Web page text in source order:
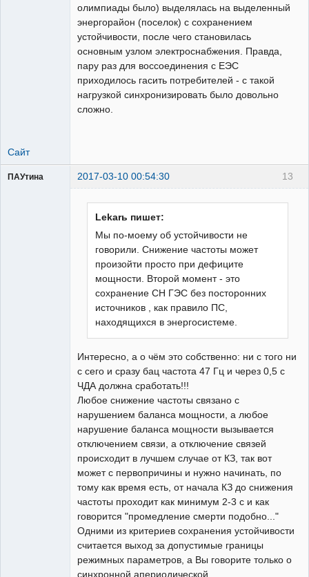
олимпиады было) выделялась на выделенный
энергорайон (поселок) с сохранением
устойчивости, после чего становилась
основным узлом электроснабжения. Правда,
пару раз для воссоединения с ЕЭС
приходилось гасить потребителей - с такой
нагрузкой синхронизировать было довольно
сложно.
Сайт
13
ПАУтина 2017-03-10 00:54:30
Lekarь пишет:
Мы по-моему об устойчивости не
говорили. Снижение частоты может
произойти просто при дефиците
мощности. Второй момент - это
сохранение СН ГЭС без посторонних
источников , как правило ПС,
находящихся в энергосистеме.
Интересно, а о чём это собственно: ни с того ни
с сего и сразу бац частота 47 Гц и через 0,5 с
ЧДА должна сработать!!!
Любое снижение частоты связано с
нарушением баланса мощности, а любое
нарушение баланса мощности вызывается
отключением связи, а отключение связей
происходит в лучшем случае от КЗ, так вот
может с первопричины и нужно начинать, по
тому как время есть, от начала КЗ до снижения
частоты проходит как минимум 2-3 с и как
говорится "промедление смерти подобно..."
Одними из критериев сохранения устойчивости
считается выход за допустимые границы
режимных параметров, а Вы говорите только о
синхронной апериодической....